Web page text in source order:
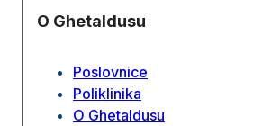
O Ghetaldusu
Poslovnice
Poliklinika
O Ghetaldusu